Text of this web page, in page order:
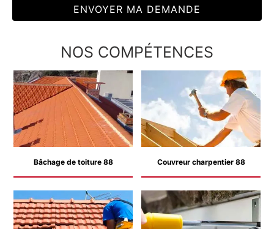
NOS COMPÉTENCES
Bâchage de toiture 88 Couvreur charpentier 88